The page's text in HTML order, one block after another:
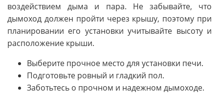
воздействием дыма и пара. Не забывайте, что
дымоход должен пройти через крышу, поэтому при
планировании его установки учитывайте высоту и
расположение крыши.
Выберите прочное место для установки печи.
Подготовьте ровный и гладкий пол.
Заботьтесь о прочном и надежном дымоходе.